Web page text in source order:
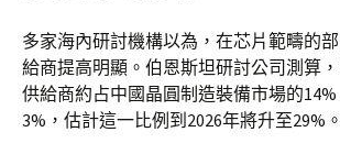
多家海內研討機構以為，在芯片範疇的
給商提高明顯。伯恩斯坦研討公司測算
供給商約占中國晶圓制造裝備市場的
3%，估計這一比例到2026年將升至29%。